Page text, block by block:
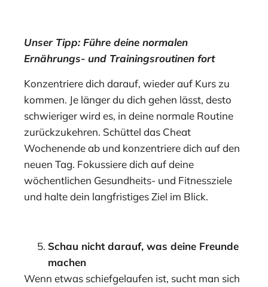
Unser Tipp: Führe deine normalen
Ernährungs- und Trainingsroutinen fort
Konzentriere dich darauf, wieder auf Kurs zu
kommen. Je länger du dich gehen lässt, desto
schwieriger wird es, in deine normale Routine
zurückzukehren. Schüttel das Cheat
Wochenende ab und konzentriere dich auf den
neuen Tag. Fokussiere dich auf deine
wöchentlichen Gesundheits- und Fitnessziele
und halte dein langfristiges Ziel im Blick.
Schau nicht darauf, was deine Freunde
machen
Wenn etwas schiefgelaufen ist, sucht man sich